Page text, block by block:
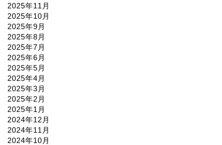
2025年11月
2025年10月
2025年9月
2025年8月
2025年7月
2025年6月
2025年5月
2025年4月
2025年3月
2025年2月
2025年1月
2024年12月
2024年11月
2024年10月